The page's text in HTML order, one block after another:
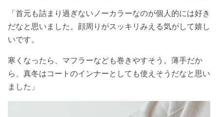
「首元も詰まり過ぎないノーカラーなのが個人的には好き
だなと思いました。顔周りがスッキリみえる気がして嬉し
いです。
寒くなったら、マフラーなども巻きやすそう。薄手だか
ら、真冬はコートのインナーとしても使えそうだなと思い
ました」